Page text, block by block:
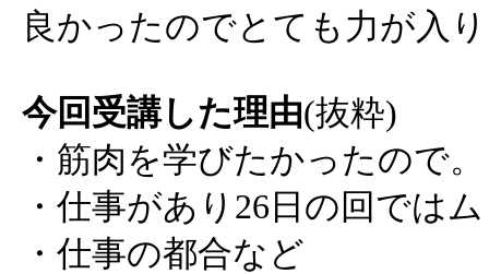
良かったのでとても力が入
今回受講した理由(抜粋)
・筋肉を学びたかったので。
・仕事があり26日の回では
・仕事の都合など